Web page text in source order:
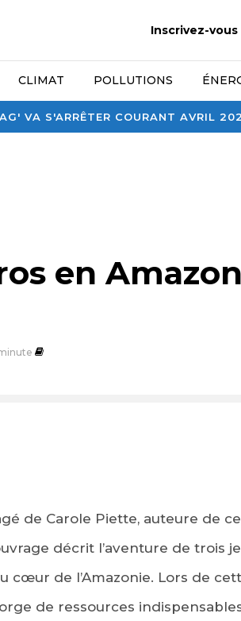
VA S'ARRÊTER COURANT AVRIL
Inscrivez-
CLIMAT POLLUTIONS
en
de Carole Piette, auteure de
décrit l’aventure de trois
cœur de l’Amazonie. Lors de
de ressources